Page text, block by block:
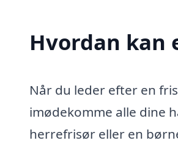
Hvordan kan
Når du leder efter en
imødekomme alle dine
herrefrisør eller en